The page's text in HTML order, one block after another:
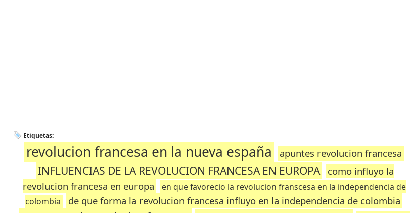
Etiquetas:
revolucion francesa en la nueva españa apuntes revolucion francesa
INFLUENCIAS DE LA REVOLUCION FRANCESA EN EUROPA
como influyo la
revolucion francesa en europa
en que favorecio la revolucion franscesa en la independencia de
colombia
de que forma la revolucion francesa influyo en la independencia de colombia